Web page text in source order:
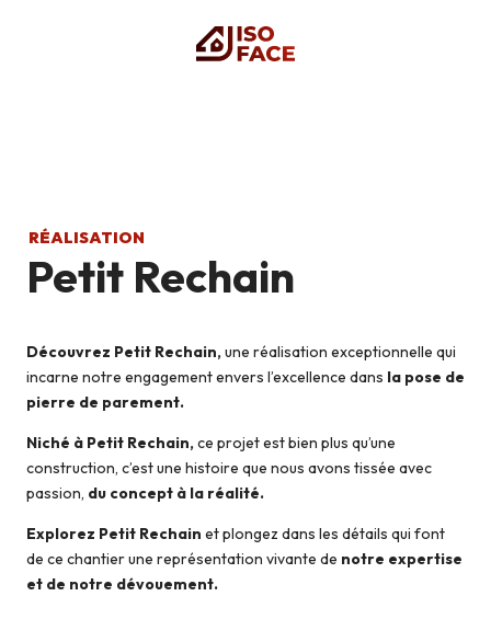
RÉALISATION
Petit Rechain
Découvrez Petit Rechain,une réalisation exceptionnelle qui
incarne notre engagement envers l’excellence dans la pose de
pierre de parement.
Niché à Petit Rechain,ce projet est bien plus qu’une
construction, c’est une histoire que nous avons tissée avec
passion, du concept à la réalité.
Explorez Petit Rechain et plongez dans les détails qui font
de ce chantier une représentation vivante de notre expertise
et de notre dévouement.